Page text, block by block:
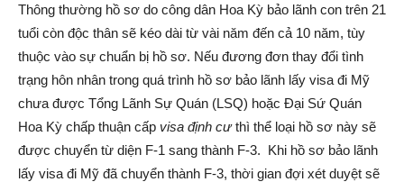
Global
Group
(VKG)
Thông thường hồ sơ do công dân Hoa Kỳ bảo lãnh con trên 21
tuổi còn độc thân sẽ kéo dài từ vài năm đến cả 10 năm, tùy
thuộc vào sự chuẩn bị hồ sơ. Nếu đương đơn thay đổi tình
trạng hôn nhân trong quá trình hồ sơ bảo lãnh lấy visa đi Mỹ
chưa được Tổng Lãnh Sự Quán (LSQ) hoặc Đại Sứ Quán
Hoa Kỳ chấp thuận cấp visa định cưthì thể loại hồ sơ này sẽ
được chuyển từ diện F-1 sang thành F-3. Khi hồ sơ bảo lãnh
lấy visa đi Mỹ đã chuyển thành F-3, thời gian đợi xét duyệt sẽ